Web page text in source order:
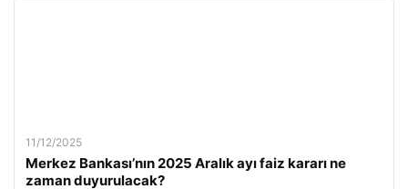
11/12/2025
Merkez Bankası’nın 2025 Aralık ayı faiz kararı ne
zaman duyurulacak?